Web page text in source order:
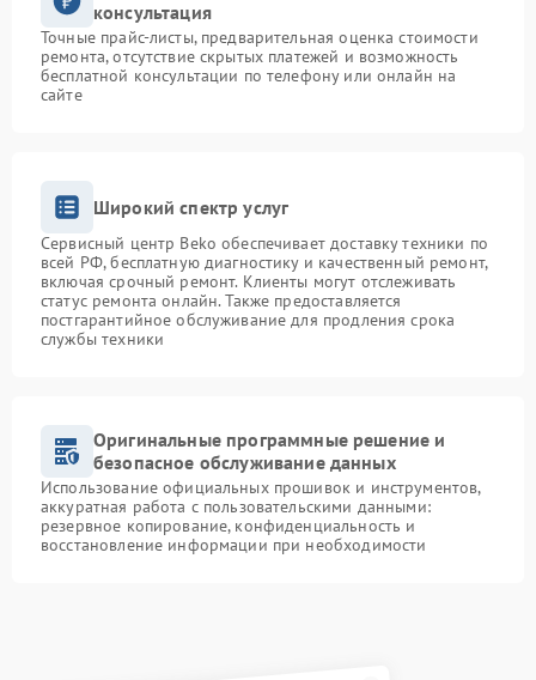
консультация
Точные прайс-листы, предварительная оценка стоимости
ремонта, отсутствие скрытых платежей и возможность
бесплатной консультации по телефону или онлайн на
сайте
Широкий спектр услуг
Сервисный центр Beko обеспечивает доставку техники по
всей РФ, бесплатную диагностику и качественный ремонт,
включая срочный ремонт. Клиенты могут отслеживать
статус ремонта онлайн. Также предоставляется
постгарантийное обслуживание для продления срока
службы техники
Оригинальные программные решение и
безопасное обслуживание данных
Использование официальных прошивок и инструментов,
аккуратная работа с пользовательскими данными:
резервное копирование, конфиденциальность и
восстановление информации при необходимости